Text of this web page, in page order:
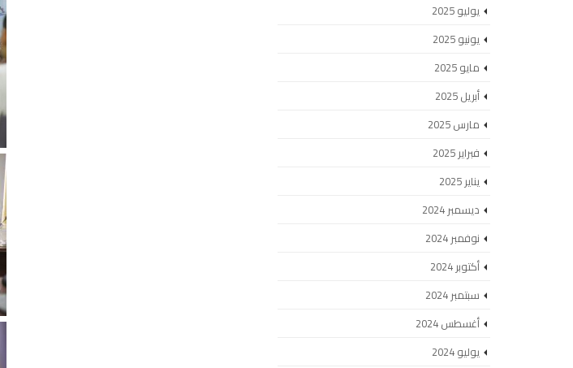
يوليو 2025
يونيو 2025
مايو 2025
أبريل 2025
مارس 2025
فبراير 2025
يناير 2025
ديسمبر 2024
نوفمبر 2024
أكتوبر 2024
سبتمبر 2024
أغسطس 2024
يوليو 2024